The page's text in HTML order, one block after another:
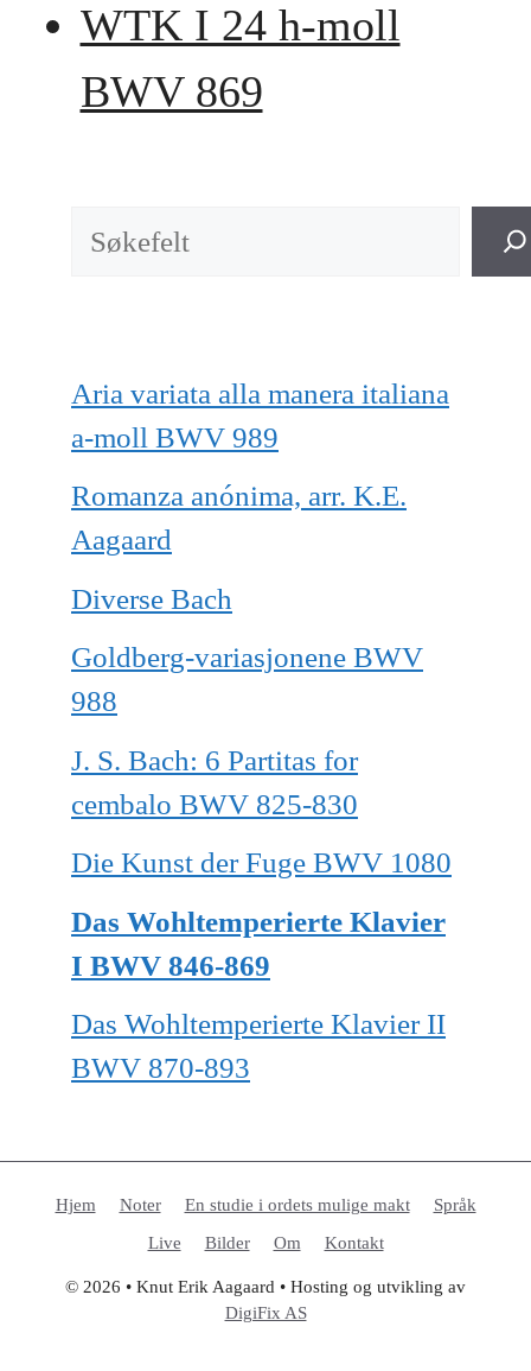
WTK I 24 h-moll
BWV 869
Søk
Aria variata alla manera italiana
a-moll BWV 989
Romanza anónima, arr. K.E.
Aagaard
Diverse Bach
Goldberg-variasjonene BWV
988
J. S. Bach: 6 Partitas for
cembalo BWV 825-830
Die Kunst der Fuge BWV 1080
Das Wohltemperierte Klavier
I BWV 846-869
Das Wohltemperierte Klavier II
BWV 870-893
Hjem Noter En studie i ordets mulige makt
Språk
Live
Bilder Om Kontakt
© 2026 • Knut Erik Aagaard • Hosting og utvikling av
DigiFix AS